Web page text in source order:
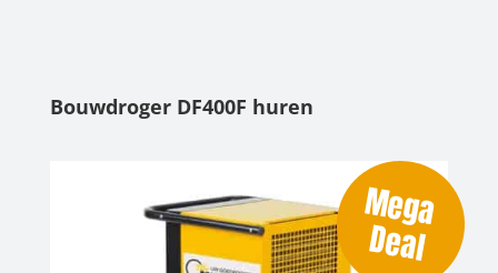
Bouwdroger DF400F huren